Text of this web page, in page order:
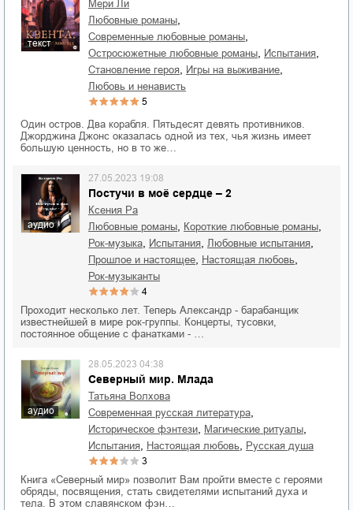
текст
Мери Ли
любовные романы
современные любовные романы
остросюжетные любовные романы испытания
становление героя игры на выживание
любовь и ненависть
5
Один остров. Два корабля. Пятьдесят девять противников.
Джорджина Джонс оказалась одной из тех, чья жизнь имеет
большую ценность, но в то же…
аудио
Постучи в моё сердце – 2
27.05.2023 19:08
Ксения Ра
любовные романы
короткие любовные романы
рок-музыка испытания любовные испытания
прошлое и настоящее настоящая любовь
рок-музыканты
4
Проходит несколько лет. Теперь Александр - барабанщик
известнейшей в мире рок-группы. Концерты, тусовки,
постоянное общение с фанатками - …
аудио
Северный мир. Млада
28.05.2023 04:38
Татьяна Волхова
современная русская литература
историческое фэнтези магические ритуалы
испытания настоящая любовь русская душа
3
Книга «Северный мир» позволит Вам пройти вместе с героями
обряды, посвящения, стать свидетелями испытаний духа и
тела. В этом славянском фэн…